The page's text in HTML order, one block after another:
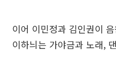
이어 이민정과 김인권이
이하늬는 가야금과 노래,